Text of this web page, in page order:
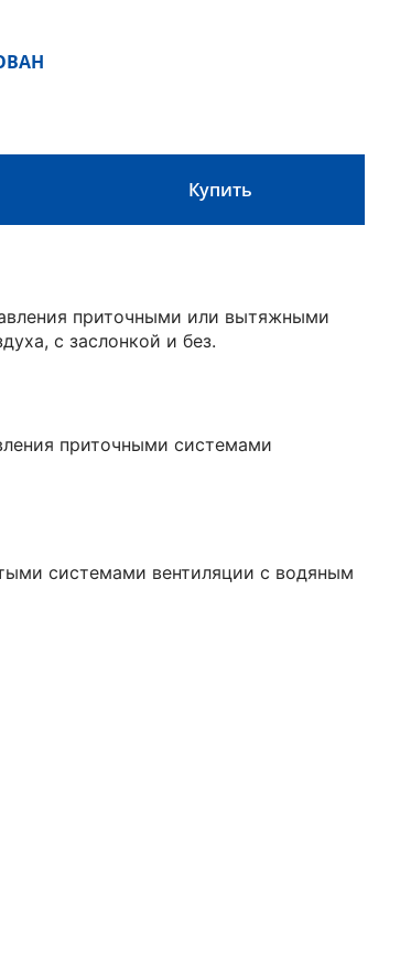
Купить
приточными или вытяжными
с заслонкой и без.
приточными системами
системами вентиляции с водяным